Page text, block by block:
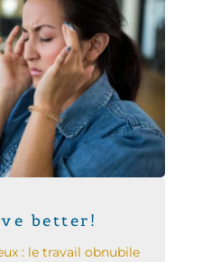
better!
: le travail obnubile